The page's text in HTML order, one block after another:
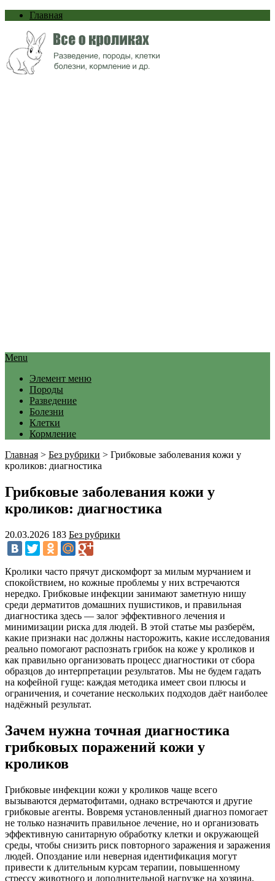
Главная
Menu
Элемент меню
Породы
Разведение
Болезни
Клетки
Кормление
Главная > Без рубрики > Грибковые заболевания кожи у
кроликов: диагностика
Грибковые заболевания кожи у
кроликов: диагностика
20.03.2026 183 Без рубрики
Кролики часто прячут дискомфорт за милым мурчанием и
спокойствием, но кожные проблемы у них встречаются
нередко. Грибковые инфекции занимают заметную нишу
среди дерматитов домашних пушистиков, и правильная
диагностика здесь — залог эффективного лечения и
минимизации риска для людей. В этой статье мы разберём,
какие признаки нас должны насторожить, какие исследования
реально помогают распознать грибок на коже у кроликов и
как правильно организовать процесс диагностики от сбора
образцов до интерпретации результатов. Мы не будем гадать
на кофейной гуще: каждая методика имеет свои плюсы и
ограничения, и сочетание нескольких подходов даёт наиболее
надёжный результат.
Зачем нужна точная диагностика
грибковых поражений кожи у
кроликов
Грибковые инфекции кожи у кроликов чаще всего
вызываются дерматофитами, однако встречаются и другие
грибковые агенты. Вовремя установленный диагноз помогает
не только назначить правильное лечение, но и организовать
эффективную санитарную обработку клетки и окружающей
среды, чтобы снизить риск повторного заражения и заражения
людей. Опоздание или неверная идентификация могут
привести к длительным курсам терапии, повышенному
стрессу животного и дополнительной нагрузке на хозяина.